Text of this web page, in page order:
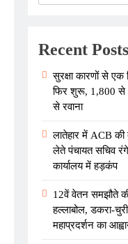
Recent Posts
सुरक्षा कारणों से
फिर शुरू, 1,800 से
से रवाना
लातेहार में ACB की
लेते पंचायत सचिव
कार्यालय में हड़कंप
12वें वेतन समझौते
हल्लाबोल, डकरा-
महाप्रदर्शन का